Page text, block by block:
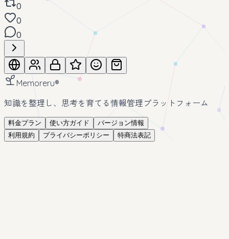
0
0
0
Memoreru®
知識を整理し、思考を育てる情報管理プラットフォーム
料金プラン 使い方ガイド
バージョン情報
利用規約
プライバシーポリシー 特商法表記